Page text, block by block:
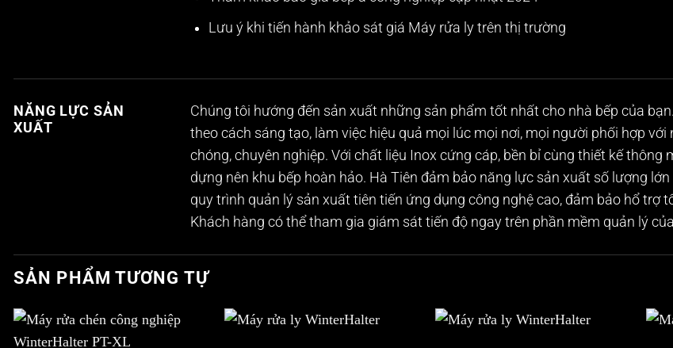
Lưu ý khi tiến hành khảo sát giá Máy rửa ly trên thị trường
NĂNG LỰC SẢN
XUẤT
Chúng tôi hướng đến sản xuất những sản phẩm tốt nhất cho nhà bếp của
theo cách sáng tạo, làm việc hiệu quả mọi lúc mọi nơi, mọi người phối hợp
chóng, chuyên nghiệp. Với chất liệu Inox cứng cáp, bền bỉ cùng thiết kế
dựng nên khu bếp hoàn hảo. Hà Tiên đảm bảo năng lực sản xuất số lượng
quy trình quản lý sản xuất tiên tiến ứng dụng công nghệ cao, đảm bảo hổ trợ
Khách hàng có thể tham gia giám sát tiến độ ngay trên phần mềm quản lý
SẢN PHẨM TƯƠNG TỰ